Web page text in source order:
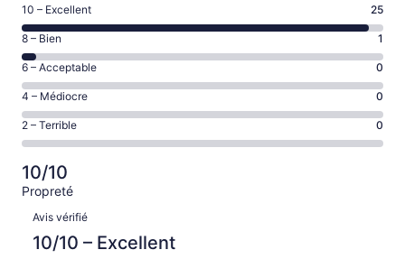
Note
de 10
–
Excellent,
d’après
25 avis
sur 26.
10 – Excellent 25
Note
de 8
–
Bien,
d’après
1 avis
sur 26.
8 – Bien 1
Note
de 6
–
Acceptable,
d’après
sur 26.
6 – Acceptable 0
Note
de 4
–
Médiocre,
d’après
0 avis
4 – Médiocre 0
Note
de 2
–
Terrible,
d’après
0 avis
sur 26.
2 – Terrible 0
10/10
Propreté
Avis
Avis vérifié
10/10 – Excellent